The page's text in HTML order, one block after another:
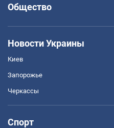
Общество
Новости Украины
Киев
Запорожье
Черкассы
Спорт